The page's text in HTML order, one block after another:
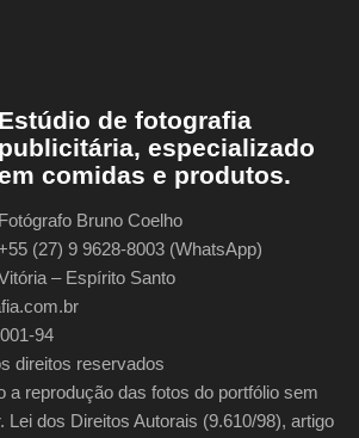
Estúdio de fotografia
publicitária, especializado
comidas e produtos.
Fotógrafo Bruno Coelho
(27) 9 9628-8003 (WhatsApp)
– Espírito Santo
94
direitos reservados
a reprodução das fotos do portfólio sem
Lei dos Direitos Autorais (9.610/98), artigo